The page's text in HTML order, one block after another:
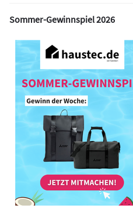
Sommer-Gewinnspiel 2026